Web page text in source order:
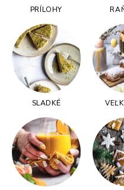
PRÍLOHY
SLADKÉ